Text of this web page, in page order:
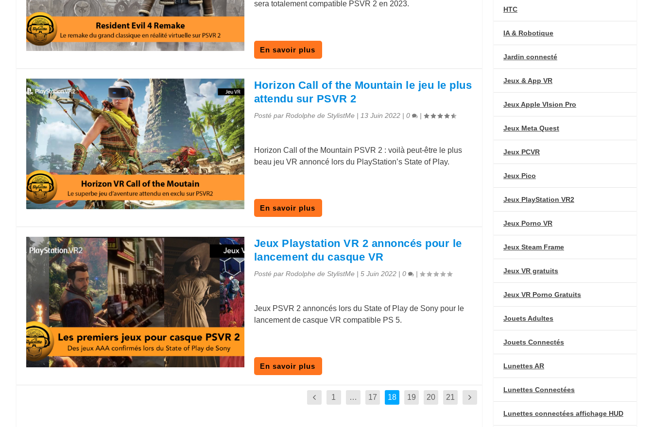
sera totalement compatible PSVR 2 en 2023.
En savoir plus
Horizon Call of the Mountain le jeu le plus
attendu sur PSVR 2
Posté par Rodolphe de StylistMe| 13 Juin 2022| 0 |
Horizon Call of the Mountain PSVR 2 : voilà peut-être le plus
beau jeu VR annoncé lors du PlayStation’s State of Play.
En savoir plus
Jeux Playstation VR 2 annoncés pour le
lancement du casque VR
Posté par Rodolphe de StylistMe| 5 Juin 2022| 0 |
Jeux PSVR 2 annoncés lors du State of Play de Sony pour le
lancement de casque VR compatible PS 5.
En savoir plus
1 … 17 18 19 20 21
HTC
IA & Robotique
Jardin connecté
Jeux & App VR
Jeux Apple VIsion Pro
Jeux Meta Quest
Jeux PCVR
Jeux Pico
Jeux PlayStation VR2
Jeux Porno VR
Jeux Steam Frame
Jeux VR gratuits
Jeux VR Porno Gratuits
Jouets Adultes
Jouets Connectés
Lunettes AR
Lunettes Connectées
Lunettes connectées affichage HUD